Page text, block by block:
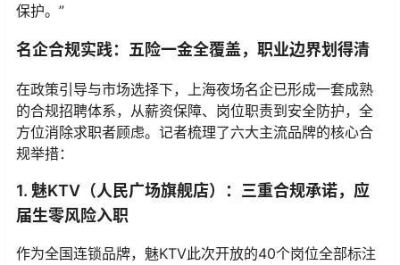
保护。”
名企合规实践：五险一金全覆盖，职业边界划得清
在政策引导与市场选择下，上海夜场名企已形成一套成熟
的合规招聘体系，从薪资保障、岗位职责到安全防护，全
方位消除求职者顾虑。记者梳理了六大主流品牌的核心合
规举措：
1. 魅KTV（人民广场旗舰店）：三重合规承诺，应
届生零风险入职
作为全国连锁品牌，魅KTV此次开放的40个岗位全部标注